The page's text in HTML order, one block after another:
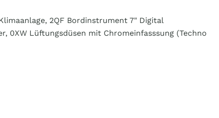
2QF Bordinstrument 7" Digital
0XW Lüftungsdüsen mit Chromeinfasssung (Techno